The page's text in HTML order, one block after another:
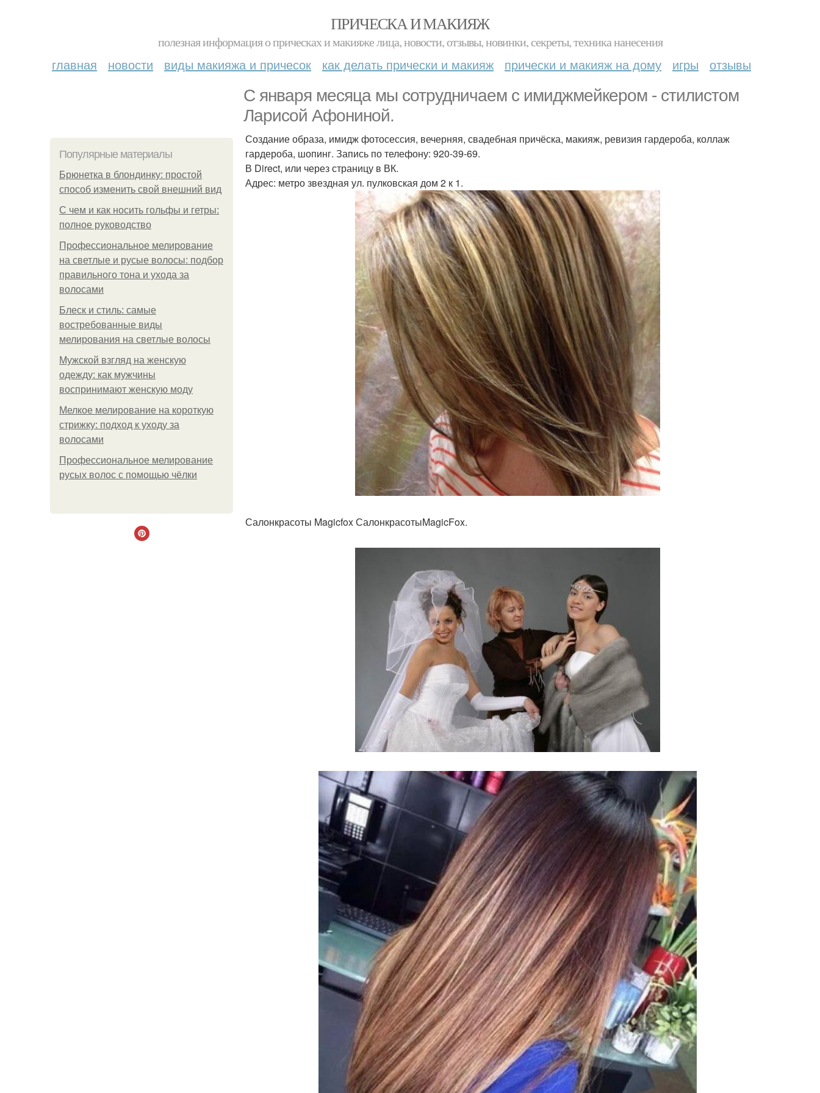
ПРИЧЕСКА И МАКИЯЖ
полезная информация о прическах и макияже лица, новости, отзывы, новинки, секреты, техника нанесения
главная новости виды макияжа и причесок как делать прически и макияж прически и макияж на дому игры отзывы
С января месяца мы сотрудничаем с имиджмейкером - стилистом
Ларисой Афониной.
Популярные материалы
Брюнетка в блондинку: простой
способ изменить свой внешний вид
С чем и как носить гольфы и гетры:
полное руководство
Профессиональное мелирование
на светлые и русые волосы: подбор
правильного тона и ухода за
волосами
Блеск и стиль: самые
востребованные виды
мелирования на светлые волосы
Мужской взгляд на женскую
одежду: как мужчины
воспринимают женскую моду
Мелкое мелирование на короткую
стрижку: подход к уходу за
волосами
Профессиональное мелирование
русых волос с помощью чёлки
Создание образа, имидж фотосессия, вечерняя, свадебная причёска, макияж, ревизия гардероба, коллаж
гардероба, шопинг. Запись по телефону: 920-39-69.
В Direct, или через страницу в ВК.
Адрес: метро звездная ул. пулковская дом 2 к 1.
Салонкрасоты Magicfox СалонкрасотыMagicFox.